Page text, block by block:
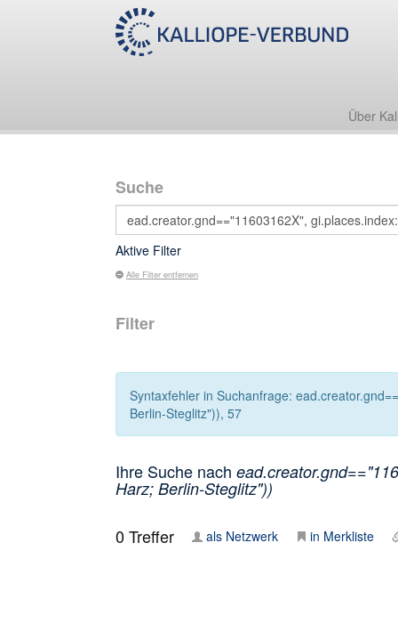
Über
Suche
Aktive Filter
Alle Filter entfernen
Filter
Syntaxfehler in Suchanfrage:
Berlin-Steglitz")), 57
Ihre Suche nach
Harz; Berlin-Steglitz"))
0Treffer als Netzwerk in Merkliste